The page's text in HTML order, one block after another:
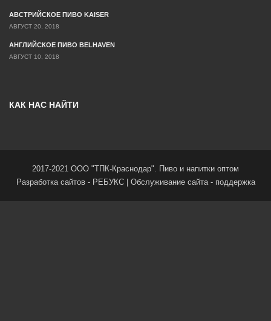
АВСТРИЙСКОЕ ПИВО KAISER
АВГУСТ 20, 2018
АНГЛИЙСКОЕ ПИВО BELHAVEN
АВГУСТ 10, 2018
КАК НАС НАЙТИ
2017-2021 ООО "ТПК-Краснодар". Пиво и напитки оптом
Разработка сайтов - РЕБУКС| Обслуживание сайта - поддержка